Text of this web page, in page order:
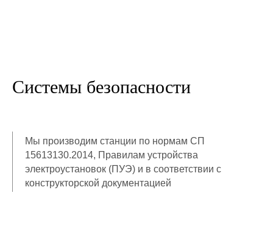
Системы безопасности
Мы производим станции по нормам СП
15613130.2014, Правилам устройства
электроустановок (ПУЭ) и в соответствии с
конструкторской документацией